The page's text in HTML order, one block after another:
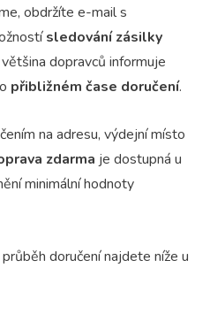
obdržíte e-mail s
sledování zásilky
dopravců informuje
přibližném čase doručení.
na adresu, výdejní místo
zdarma je dostupná u
minimální hodnoty
doručení najdete níže u